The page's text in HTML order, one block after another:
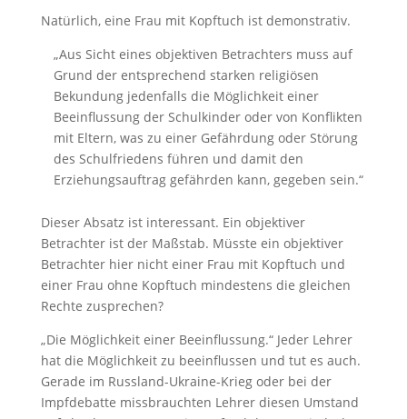
Natürlich, eine Frau mit Kopftuch ist demonstrativ.
„Aus Sicht eines objektiven Betrachters muss auf
Grund der entsprechend starken religiösen
Bekundung jedenfalls die Möglichkeit einer
Beeinflussung der Schulkinder oder von Konflikten
mit Eltern, was zu einer Gefährdung oder Störung
des Schulfriedens führen und damit den
Erziehungsauftrag gefährden kann, gegeben sein.“
Dieser Absatz ist interessant. Ein objektiver
Betrachter ist der Maßstab. Müsste ein objektiver
Betrachter hier nicht einer Frau mit Kopftuch und
einer Frau ohne Kopftuch mindestens die gleichen
Rechte zusprechen?
„Die Möglichkeit einer Beeinflussung.“ Jeder Lehrer
hat die Möglichkeit zu beeinflussen und tut es auch.
Gerade im Russland-Ukraine-Krieg oder bei der
Impfdebatte missbrauchten Lehrer diesen Umstand